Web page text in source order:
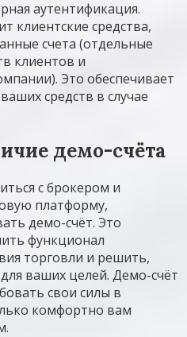
аутентификация.
клиентские средства,
счета (отдельные
клиентов и
Это обеспечивает
средств в случае
демо-счёта
с брокером и
платформу,
демо-счёт. Это
функционал
торговли и решить,
ваших целей. Демо-счёт
свои силы в
комфортно вам